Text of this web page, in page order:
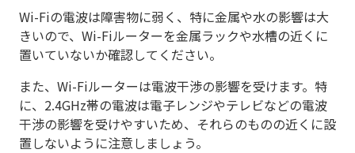
Wi-Fiの電波は障害物に弱く、特に金属や水の影響は大
きいので、Wi-Fiルーターを金属ラックや水槽の近くに
置いていないか確認してください。
また、Wi-Fiルーターは電波干渉の影響を受けます。特
に、2.4GHz帯の電波は電子レンジやテレビなどの電波
干渉の影響を受けやすいため、それらのものの近くに設
置しないように注意しましょう。